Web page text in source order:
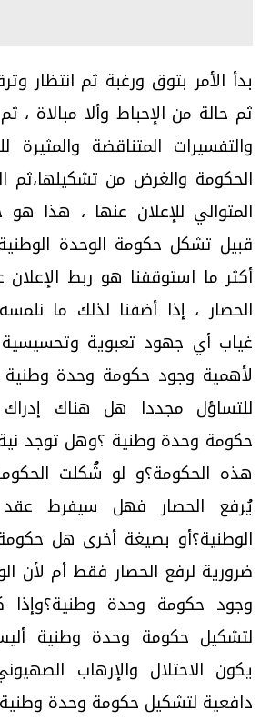
بدأ الأمر بتوق ورغبة ثم انتظار
ثم حالة من الإحباط وألا مبالاة ،
والتفسيرات المتناقضة
الحكومة والغرض من تشكيلها،ثم
المتوالي للإعلان عنها ، هذا هو
قبيل تشكل حكومة الوحدة الوطنية
أكثر ما استوقفنا هو ربط
الحصار ، إذا أضفنا لذلك ما
غياب أي جهود تعبوية
لأهمية وجود حكومة وحدة
للتساؤل مجددا هل هناك
حكومة وحدة وطنية ؟وهل توجد
هذه الحكومة؟و لو شُكلت
يُرفع الحصار فهل سيفرط
الوطنية؟أو بصيغة أخرى هل
ضرورية لرفع الحصار فقط أم لأن
وجود حكومة وحدة وطنية؟وإذا
لتشكيل حكومة وحدة وطنية
يكون الاحتلال والإرهاب
دافعية لتشكيل حكومة وحدة